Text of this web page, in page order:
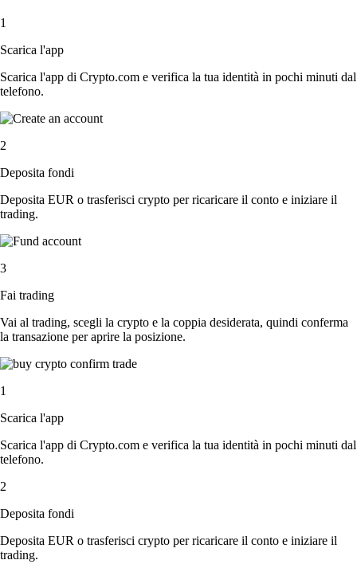
1
Scarica l'app
Scarica l'app di Crypto.com e verifica la tua identità in pochi minuti dal
telefono.
2
Deposita fondi
Deposita EUR o trasferisci crypto per ricaricare il conto e iniziare il
trading.
3
Fai trading
Vai al trading, scegli la crypto e la coppia desiderata, quindi conferma
la transazione per aprire la posizione.
1
Scarica l'app
Scarica l'app di Crypto.com e verifica la tua identità in pochi minuti dal
telefono.
2
Deposita fondi
Deposita EUR o trasferisci crypto per ricaricare il conto e iniziare il
trading.